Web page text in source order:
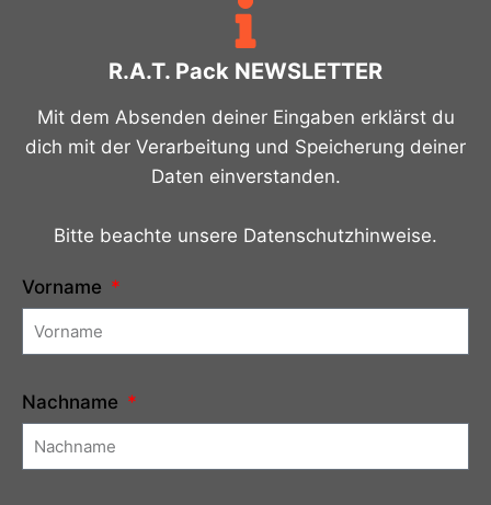
R.A.T. Pack NEWSLETTER
Mit dem Absenden deiner Eingaben erklärst du
dich mit der Verarbeitung und Speicherung deiner
Daten einverstanden.
Bitte beachte unsere Datenschutzhinweise.
Vorname
Nachname